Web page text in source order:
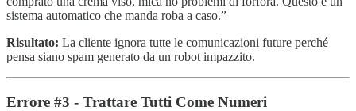
sistema automatico che manda roba a caso.”
Risultato: La cliente ignora tutte le comunicazioni future perché
pensa siano spam generato da un robot impazzito.
Errore #3 - Trattare Tutti Come Numeri